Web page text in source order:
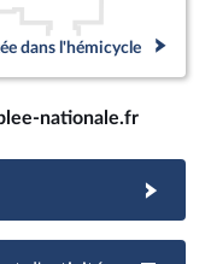
dans l'hémicycle
nationale.fr